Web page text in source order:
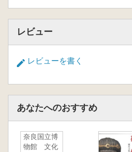
レビュー
レビューを書く
あなたへのおすすめ
奈良国立博
物館 文化